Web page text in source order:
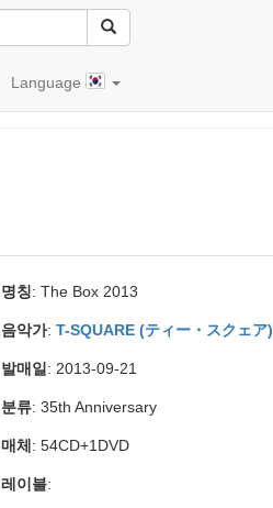
Language
명칭: The Box 2013
음악가: T-SQUARE (ティー・スクェア)
발매일 : 2013-09-21
분류: 35th Anniversary
매체 : 54CD+1DVD
레이블: